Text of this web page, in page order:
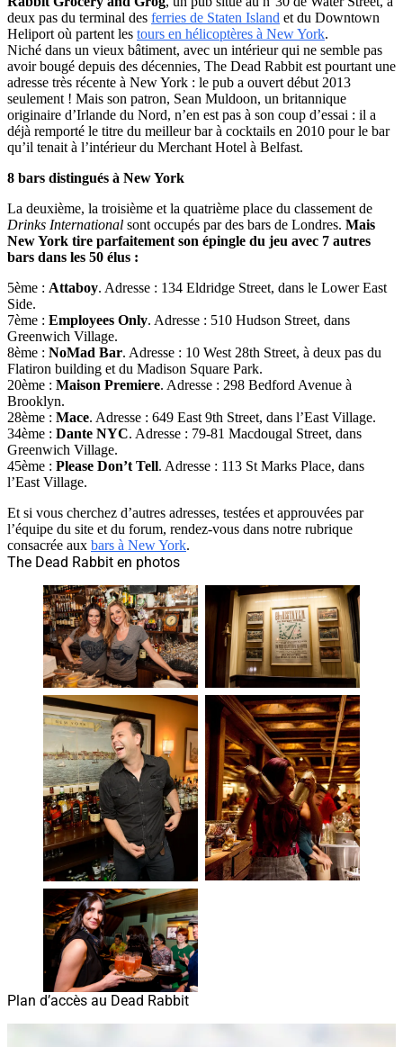
deux pas du terminal des ferries de Staten Island et du Downtown
Heliport où partent les tours en hélicoptères à New York.
Niché dans un vieux bâtiment, avec un intérieur qui ne semble pas
avoir bougé depuis des décennies, The Dead Rabbit est pourtant une
adresse très récente à New York : le pub a ouvert début 2013
seulement ! Mais son patron, Sean Muldoon, un britannique
originaire d’Irlande du Nord, n’en est pas à son coup d’essai : il a
déjà remporté le titre du meilleur bar à cocktails en 2010 pour le bar
qu’il tenait à l’intérieur du Merchant Hotel à Belfast.
8 bars distingués à New York
La deuxième, la troisième et la quatrième place du classement de
Drinks International sont occupés par des bars de Londres. Mais
New York tire parfaitement son épingle du jeu avec 7 autres
bars dans les 50 élus :
5ème : Attaboy. Adresse : 134 Eldridge Street, dans le Lower East
Side.
7ème : Employees Only. Adresse : 510 Hudson Street, dans
Greenwich Village.
8ème : NoMad Bar. Adresse : 10 West 28th Street, à deux pas du
Flatiron building et du Madison Square Park.
20ème : Maison Premiere. Adresse : 298 Bedford Avenue à
Brooklyn.
28ème : Mace. Adresse : 649 East 9th Street, dans l’East Village.
34ème : Dante NYC. Adresse : 79-81 Macdougal Street, dans
Greenwich Village.
45ème : Please Don’t Tell. Adresse : 113 St Marks Place, dans
l’East Village.
Et si vous cherchez d’autres adresses, testées et approuvées par
l’équipe du site et du forum, rendez-vous dans notre rubrique
consacrée aux bars à New York.
The Dead Rabbit en photos
Plan d’accès au Dead Rabbit